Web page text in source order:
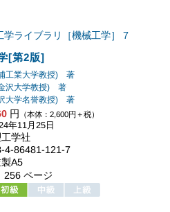
[第2版]
学ライブラリ［機械工学］ 7
工業大学教授) 著
沢大学教授) 著
大学名誉教授) 著
円 （本体：2,600円＋税）
年11月25日
学社
4-86481-121-7
A5
256 ページ